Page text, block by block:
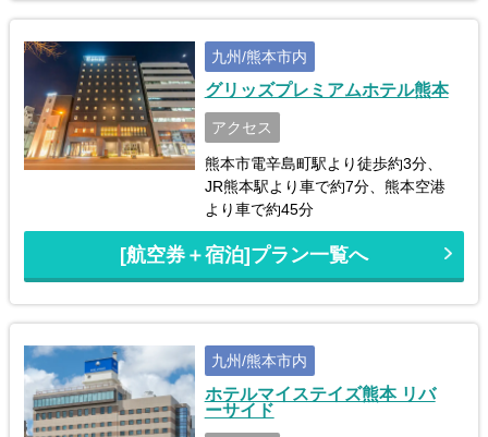
九州/熊本市内
グリッズプレミアムホテル熊本
アクセス
熊本市電辛島町駅より徒歩約3分、
JR熊本駅より車で約7分、熊本空港
より車で約45分
[航空券＋宿泊]プラン一覧へ
九州/熊本市内
ホテルマイステイズ熊本 リバ
ーサイド